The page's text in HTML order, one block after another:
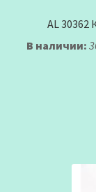
AL 30362
В наличии: